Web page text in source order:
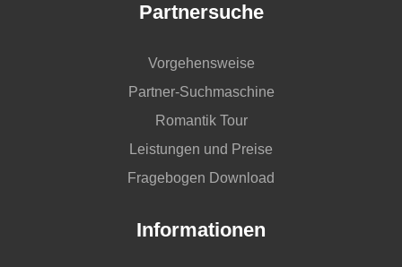
Partnersuche
Vorgehensweise
Partner-Suchmaschine
Romantik Tour
Leistungen und Preise
Fragebogen Download
Informationen